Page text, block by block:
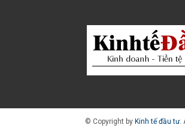
© Copyright by Kinh tế đầu tư.